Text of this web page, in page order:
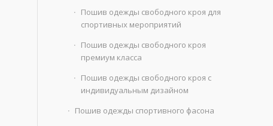
Пошив одежды свободного кроя для
спортивных мероприятий
Пошив одежды свободного кроя
премиум класса
Пошив одежды свободного кроя с
индивидуальным дизайном
Пошив одежды спортивного фасона